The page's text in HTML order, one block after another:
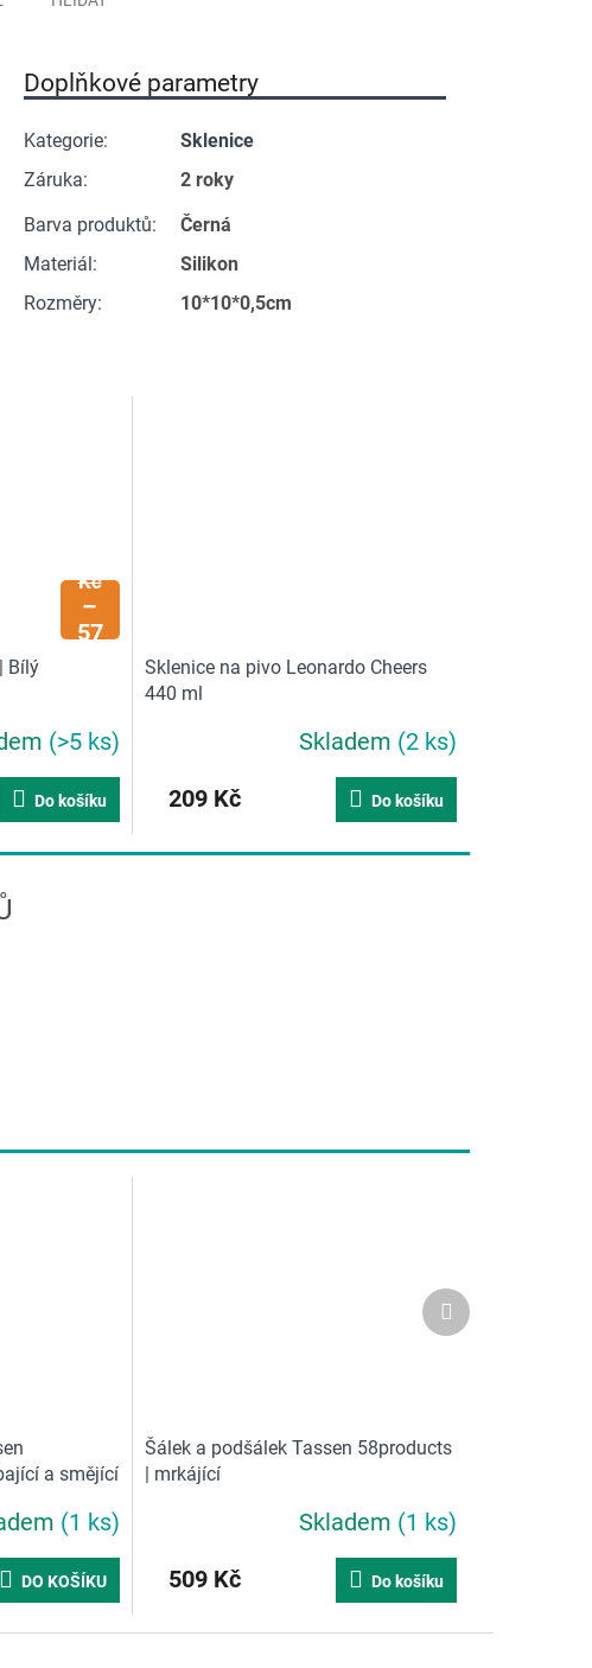
a smějící
(1 ks)
DO KOŠÍKU
Šálek a podšálek Tassen 58products
| mrkájící
produktu
z
Skladem (1 ks)
509 Kč
Do košíku
Další
produkt
Doplňkové parametry
Kategorie:
Sklenice
Záruka:
2 roky
Barva produktů:
Černá
Materiál :
Silikon
Rozměry: 10*10*0,5cm
Kč
–
57
Bílý
(>5 ks)
Do košíku
Sklenice na pivo Leonardo Cheers
440 ml
Skladem (2 ks)
209 Kč
Do košíku